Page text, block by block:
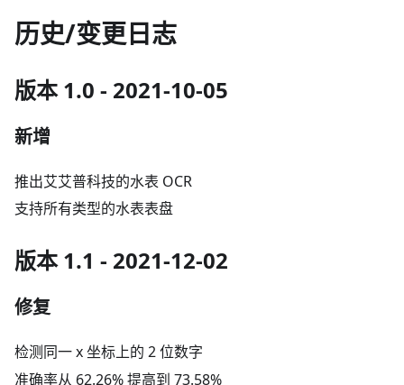
历史/变更日志
版本 1.0 - 2021-10-05
新增
推出艾艾普科技的水表 OCR
支持所有类型的水表表盘
版本 1.1 - 2021-12-02
修复
检测同一 x 坐标上的 2 位数字
准确率从 62.26% 提高到 73.58%